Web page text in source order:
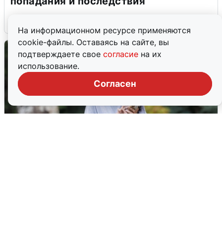
На информационном ресурсе применяются
cookie-файлы. Оставаясь на сайте, вы
подтверждаете свое согласие на их
использование.
Согласен